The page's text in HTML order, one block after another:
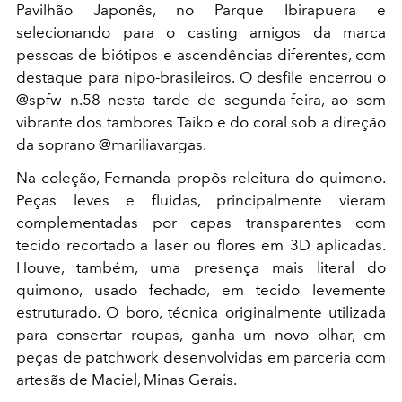
Pavilhão Japonês, no Parque Ibirapuera e
selecionando para o casting amigos da marca
pessoas de biótipos e ascendências diferentes, com
destaque para nipo-brasileiros. O desfile encerrou o
@spfw n.58 nesta tarde de segunda-feira, ao som
vibrante dos tambores Taiko e do coral sob a direção
da soprano @mariliavargas.
Na coleção, Fernanda propôs releitura do quimono.
Peças leves e fluidas, principalmente vieram
complementadas por capas transparentes com
tecido recortado a laser ou flores em 3D aplicadas.
Houve, também, uma presença mais literal do
quimono, usado fechado, em tecido levemente
estruturado. O boro, técnica originalmente utilizada
para consertar roupas, ganha um novo olhar, em
peças de patchwork desenvolvidas em parceria com
artesãs de Maciel, Minas Gerais.